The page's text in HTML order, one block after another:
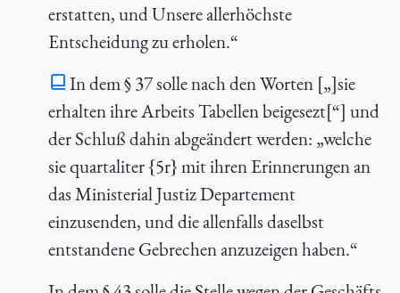
erstatten, und Unsere allerhöchste
Entscheidung zu erholen.“
In dem § 37 solle nach den Worten [„]sie
erhalten ihre Arbeits Tabellen beigesezt[“] und
der Schluß dahin abgeändert werden: „welche
sie quartaliter {5r} mit ihren Erinnerungen an
das Ministerial Justiz Departement
einzusenden, und die allenfalls daselbst
entstandene Gebrechen anzuzeigen haben.“